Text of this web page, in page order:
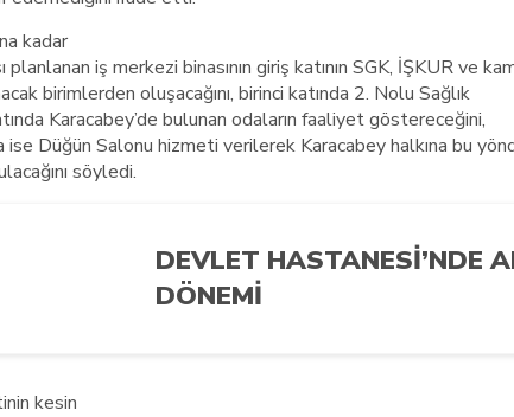
kadar
planlanan iş merkezi binasının giriş katının SGK, İŞKUR ve
birimlerden oluşacağını, birinci katında 2. Nolu Sağlık
Karacabey’de bulunan odaların faaliyet göstereceğini,
ise Düğün Salonu hizmeti verilerek Karacabey halkına bu
söyledi.
DEVLET HASTANESİ’NDE
DÖNEMİ
kesin